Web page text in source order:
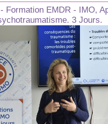
Formation EMDR - IMO,
3 Jours.